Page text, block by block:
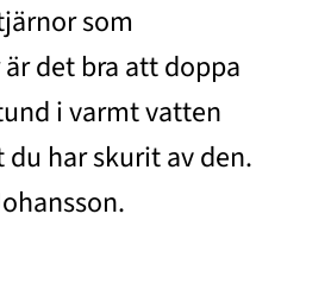
som
det bra att doppa
i varmt vatten
har skurit av den.